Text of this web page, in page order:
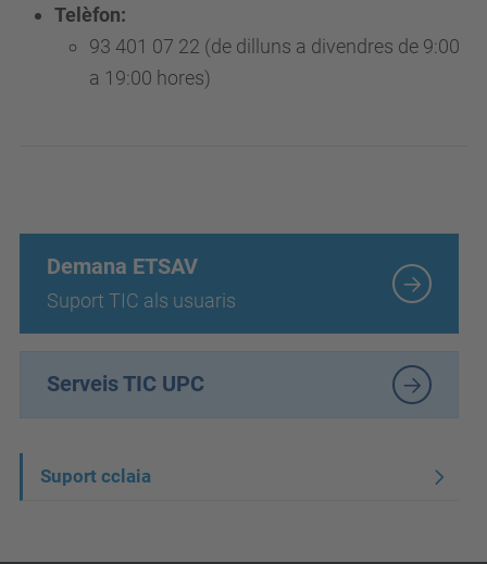
Telèfon:
93 401 07 22 (de dilluns a divendres de 9:00
a 19:00 hores)
Demana ETSAV
Suport TIC als usuaris
Serveis TIC UPC
v
Suport cclaia